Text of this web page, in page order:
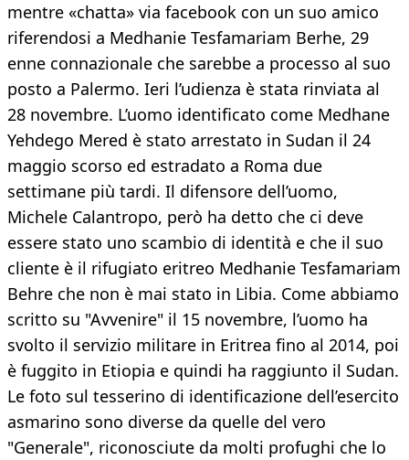
mentre «chatta» via facebook con un suo amico
riferendosi a Medhanie Tesfamariam Berhe, 29
enne connazionale che sarebbe a processo al suo
posto a Palermo. Ieri l’udienza è stata rinviata al
28 novembre. L’uomo identificato come Medhane
Yehdego Mered è stato arrestato in Sudan il 24
maggio scorso ed estradato a Roma due
settimane più tardi. Il difensore dell’uomo,
Michele Calantropo, però ha detto che ci deve
essere stato uno scambio di identità e che il suo
cliente è il rifugiato eritreo Medhanie Tesfamariam
Behre che non è mai stato in Libia. Come abbiamo
scritto su "Avvenire" il 15 novembre, l’uomo ha
svolto il servizio militare in Eritrea fino al 2014, poi
è fuggito in Etiopia e quindi ha raggiunto il Sudan.
Le foto sul tesserino di identificazione dell’esercito
asmarino sono diverse da quelle del vero
"Generale", riconosciute da molti profughi che lo